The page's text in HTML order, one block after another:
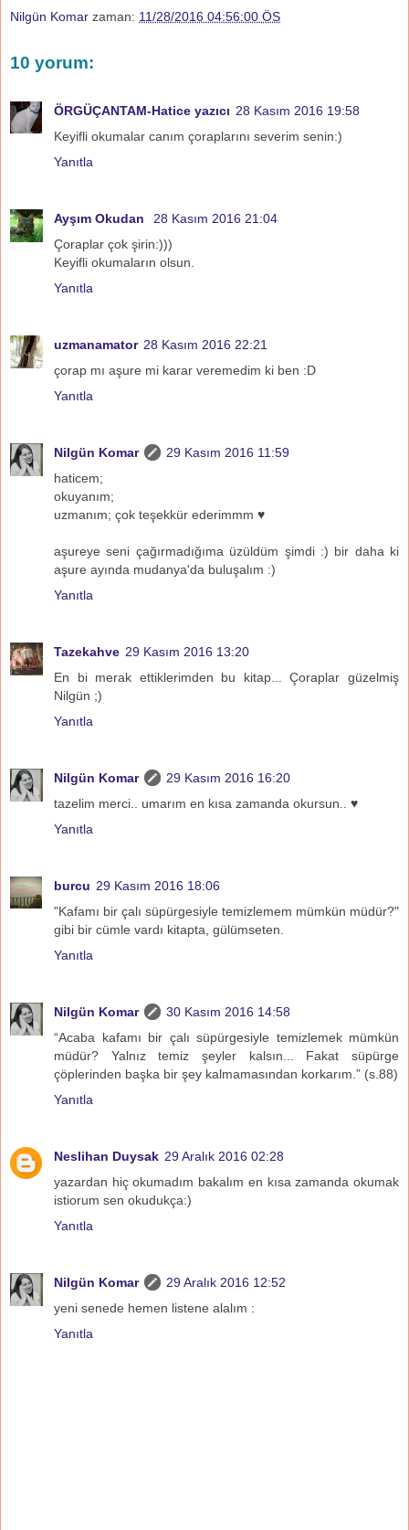
Nilgün Komar zaman: 11/28/2016 04:56:00 ÖS
10 yorum:
ÖRGÜÇANTAM-Hatice yazıcı 28 Kasım 2016 19:58
Keyifli okumalar canım çoraplarını severim senin:)
Yanıtla
Ayşım Okudan
28 Kasım 2016 21:04
Çoraplar çok şirin:)))
Keyifli okumaların olsun.
Yanıtla
uzmanamator 28 Kasım 2016 22:21
çorap mı aşure mi karar veremedim ki ben :D
Yanıtla
Nilgün Komar
29 Kasım 2016 11:59
haticem;
okuyanım;
uzmanım; çok teşekkür ederimmm ♥
aşureye seni çağırmadığıma üzüldüm şimdi :) bir daha ki
aşure ayında mudanya'da buluşalım :)
Yanıtla
Tazekahve 29 Kasım 2016 13:20
En bi merak ettiklerimden bu kitap... Çoraplar güzelmiş
Nilgün ;)
Yanıtla
Nilgün Komar
29 Kasım 2016 16:20
tazelim merci.. umarım en kısa zamanda okursun.. ♥
Yanıtla
burcu 29 Kasım 2016 18:06
"Kafamı bir çalı süpürgesiyle temizlemem mümkün müdür?"
gibi bir cümle vardı kitapta, gülümseten.
Yanıtla
Nilgün Komar
30 Kasım 2016 14:58
“Acaba kafamı bir çalı süpürgesiyle temizlemek mümkün
müdür? Yalnız temiz şeyler kalsın... Fakat süpürge
çöplerinden başka bir şey kalmamasından korkarım.” (s.88)
Yanıtla
Neslihan Duysak 29 Aralık 2016 02:28
yazardan hiç okumadım bakalım en kısa zamanda okumak
istiorum sen okudukça:)
Yanıtla
Nilgün Komar
29 Aralık 2016 12:52
yeni senede hemen listene alalım :
Yanıtla